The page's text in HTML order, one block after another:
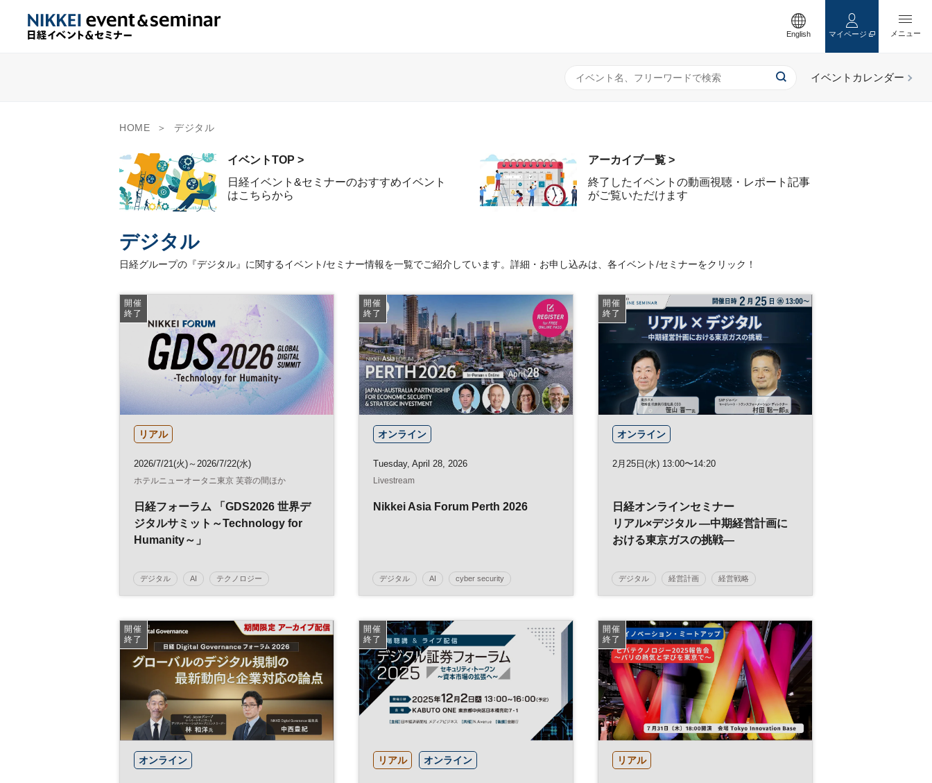
English マイページ
HOME デジタル
イベントTOP >
日経イベント&セミナーのおすすめイベント
はこちらから
アーカイブ一覧 >
終了したイベントの動画視聴・レポート記事
がご覧いただけます
デジタル
日経グループの『デジタル』に関するイベント/セミナー情報を一覧でご紹介しています。詳細・お申し込みは、各イベント/セミナーをクリック！
開催
終了
リアル
2026/7/21(火)～2026/7/22(水)
ホテルニューオータニ東京 芙蓉の間ほか
日経フォーラム 「GDS2026 世界デ
ジタルサミット～Technology for
Humanity～」
デジタル AI テクノロジー
開催
終了
オンライン
Tuesday, April 28, 2026
Livestream
Nikkei Asia Forum Perth 2026
デジタル AI cyber security
NIKKEI FORUM
開催
終了
オンライン
2月25日(水) 13:00〜14:20
日経オンラインセミナー
リアル×デジタル ―中期経営計画に
おける東京ガスの挑戦―
デジタル 経営計画 経営戦略
日経オンラインセミナー
開催
終了
オンライン
開催
終了
リアル オンライン
開催
終了
リアル